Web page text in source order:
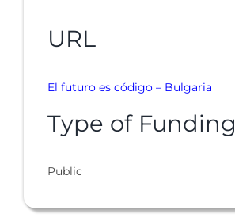
URL
El futuro es código – Bulgaria
Type of Funding
Public